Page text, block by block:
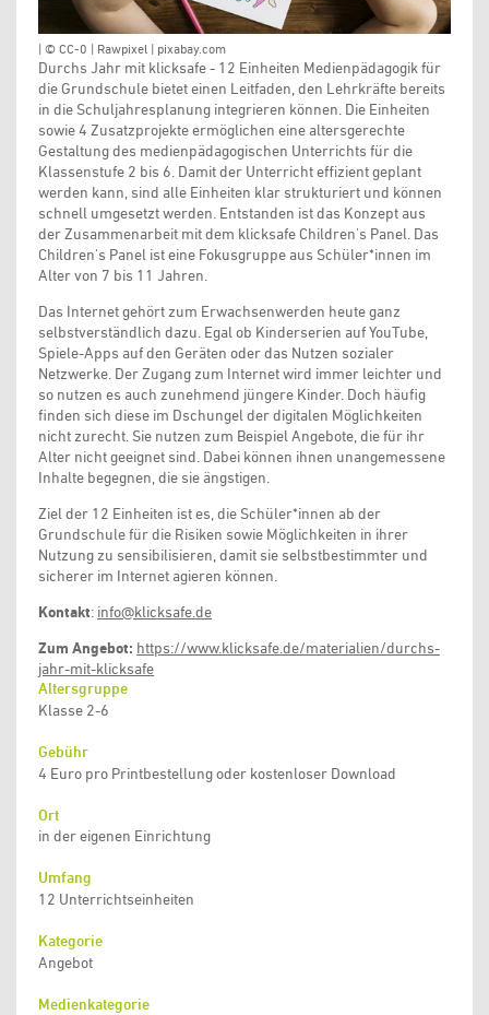
Durchs Jahr mit klicksafe - 12 Einheiten Medienpädagogik für
die Grundschule bietet einen Leitfaden, den Lehrkräfte bereits
in die Schuljahresplanung integrieren können. Die Einheiten
sowie 4 Zusatzprojekte ermöglichen eine altersgerechte
Gestaltung des medienpädagogischen Unterrichts für die
Klassenstufe 2 bis 6. Damit der Unterricht effizient geplant
werden kann, sind alle Einheiten klar strukturiert und können
schnell umgesetzt werden. Entstanden ist das Konzept aus
der Zusammenarbeit mit dem klicksafe Children's Panel. Das
Children's Panel ist eine Fokusgruppe aus Schüler*innen im
Alter von 7 bis 11 Jahren.
Das Internet gehört zum Erwachsenwerden heute ganz
selbstverständlich dazu. Egal ob Kinderserien auf YouTube,
Spiele-Apps auf den Geräten oder das Nutzen sozialer
Netzwerke. Der Zugang zum Internet wird immer leichter und
so nutzen es auch zunehmend jüngere Kinder. Doch häufig
finden sich diese im Dschungel der digitalen Möglichkeiten
nicht zurecht. Sie nutzen zum Beispiel Angebote, die für ihr
Alter nicht geeignet sind. Dabei können ihnen unangemessene
Inhalte begegnen, die sie ängstigen.
Ziel der 12 Einheiten ist es, die Schüler*innen ab der
Grundschule für die Risiken sowie Möglichkeiten in ihrer
Nutzung zu sensibilisieren, damit sie selbstbestimmter und
sicherer im Internet agieren können.
Kontakt: info⁠⁠@⁠klicksafe⁠⁠.⁠de
Zum Angebot: https://www.klicksafe.de/materialien/durchs-
jahr-mit-klicksafe
| © CC-0 | Rawpixel | pixabay.com
Altersgruppe
Klasse 2-6
Gebühr
4 Euro pro Printbestellung oder kostenloser Download
Ort
in der eigenen Einrichtung
Umfang
12 Unterrichtseinheiten
Kategorie
Angebot
Medienkategorie